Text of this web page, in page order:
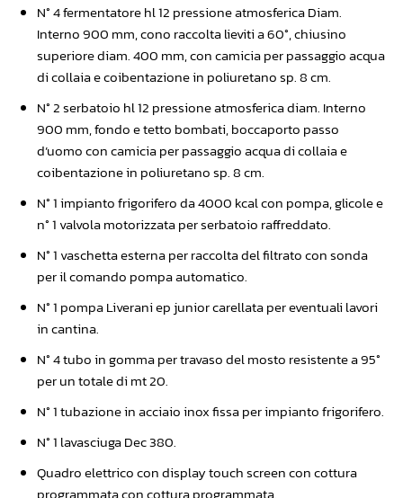
N° 4 fermentatore hl 12 pressione atmosferica Diam.
Interno 900 mm, cono raccolta lieviti a 60°, chiusino
superiore diam. 400 mm, con camicia per passaggio acqua
di collaia e coibentazione in poliuretano sp. 8 cm.
N° 2 serbatoio hl 12 pressione atmosferica diam. Interno
900 mm, fondo e tetto bombati, boccaporto passo
d’uomo con camicia per passaggio acqua di collaia e
coibentazione in poliuretano sp. 8 cm.
N° 1 impianto frigorifero da 4000 kcal con pompa, glicole e
n° 1 valvola motorizzata per serbatoio raffreddato.
N° 1 vaschetta esterna per raccolta del filtrato con sonda
per il comando pompa automatico.
N° 1 pompa Liverani ep junior carellata per eventuali lavori
in cantina.
N° 4 tubo in gomma per travaso del mosto resistente a 95°
per un totale di mt 20.
N° 1 tubazione in acciaio inox fissa per impianto frigorifero.
N° 1 lavasciuga Dec 380.
Quadro elettrico con display touch screen con cottura